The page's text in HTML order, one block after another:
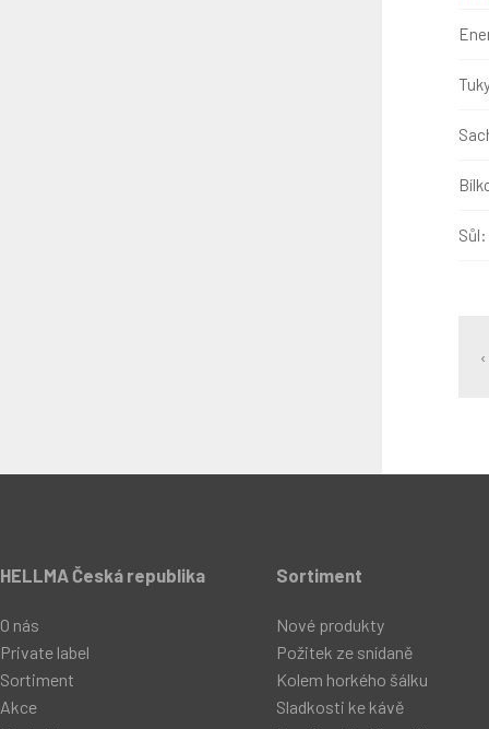
Sůl:
HELLMA Česká republika
O nás
Private label
Sortiment
Akce
Sortiment
Nové produkty
Požitek ze snídaně
Kolem horkého šálku
Sladkosti ke kávě